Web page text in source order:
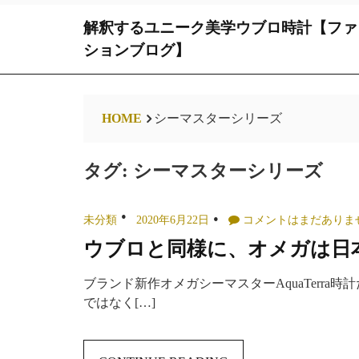
解釈するユニーク美学ウブロ時計【ファ
ションブログ】
HOME シーマスターシリーズ
タグ: シーマスターシリーズ
未分類 2020年6月22日 コメントはまだありま
ウブロと同様に、オメガは日
ブランド新作オメガシーマスターAquaTerra時
ではなく[…]